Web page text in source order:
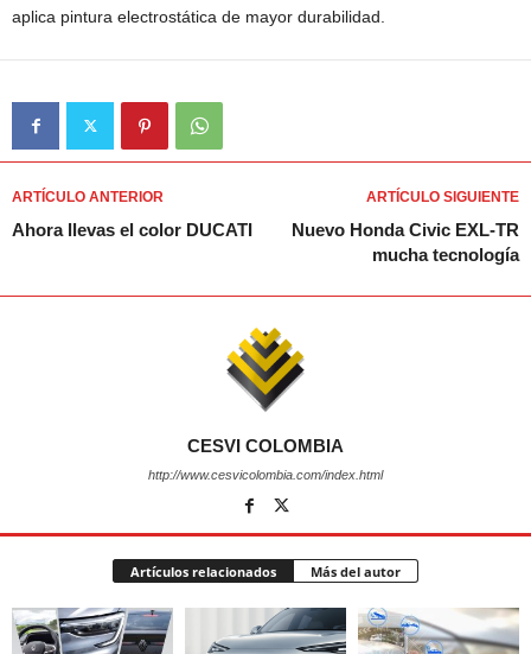
aplica pintura electrostática de mayor durabilidad.
ARTÍCULO ANTERIOR
Ahora llevas el color DUCATI
ARTÍCULO SIGUIENTE
Nuevo Honda Civic EXL-TR
mucha tecnología
CESVI COLOMBIA
http://www.cesvicolombia.com/index.html
Artículos relacionados Más del autor